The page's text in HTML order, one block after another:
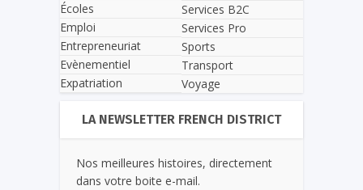
Écoles
Emploi
Entrepreneuriat
Evènementiel
Expatriation
Services B2C
Services Pro
Sports
Transport
Voyage
LA NEWSLETTER FRENCH DISTRICT
Nos meilleures histoires, directement
dans votre boite e-mail.